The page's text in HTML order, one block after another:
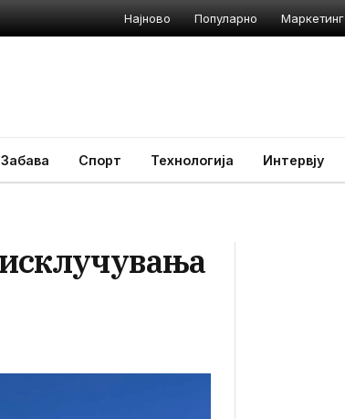
Најново Популарно Маркетинг
Забава Спорт Технологија Интервју
исклучувања